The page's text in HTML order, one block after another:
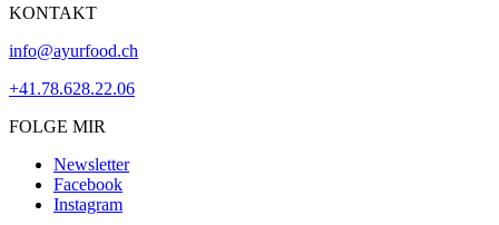
KONTAKT
info@ayurfood.ch
+41.78.628.22.06
FOLGE MIR
Newsletter
Facebook
Instagram